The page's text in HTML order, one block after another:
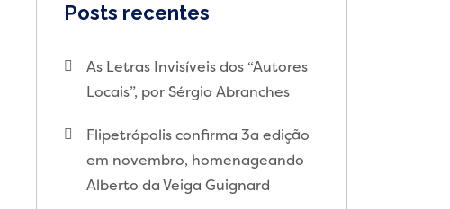
Posts recentes
As Letras Invisíveis dos “Autores
Locais”, por Sérgio Abranches
Flipetrópolis confirma 3a edição
em novembro, homenageando
Alberto da Veiga Guignard